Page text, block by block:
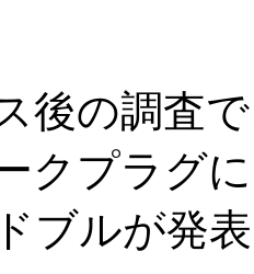
後の調査
クプラグ
ブルが発